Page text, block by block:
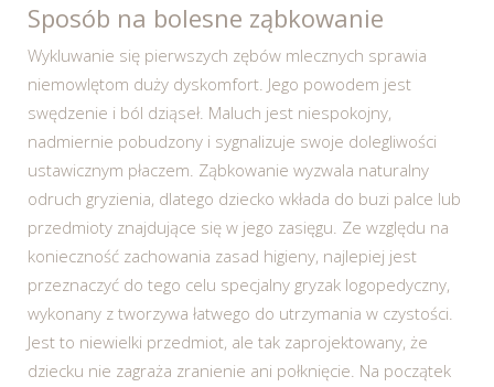
Sposób na bolesne ząbkowanie
Wykluwanie się pierwszych zębów mlecznych sprawia
niemowlętom duży dyskomfort. Jego powodem jest
swędzenie i ból dziąseł. Maluch jest niespokojny,
nadmiernie pobudzony i sygnalizuje swoje dolegliwości
ustawicznym płaczem. Ząbkowanie wyzwala naturalny
odruch gryzienia, dlatego dziecko wkłada do buzi palce lub
przedmioty znajdujące się w jego zasięgu. Ze względu na
konieczność zachowania zasad higieny, najlepiej jest
przeznaczyć do tego celu specjalny gryzak logopedyczny,
wykonany z tworzywa łatwego do utrzymania w czystości.
Jest to niewielki przedmiot, ale tak zaprojektowany, że
dziecku nie zagraża zranienie ani połknięcie. Na początek